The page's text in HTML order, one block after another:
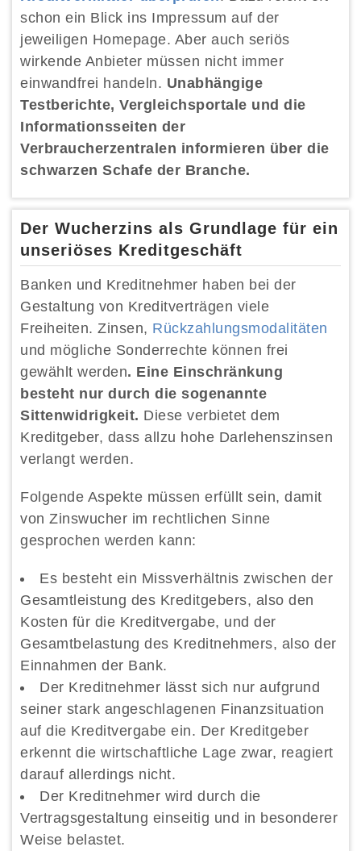
schon ein Blick ins Impressum auf der
jeweiligen Homepage. Aber auch seriös
wirkende Anbieter müssen nicht immer
einwandfrei handeln. Unabhängige
Testberichte, Vergleichsportale und die
Informationsseiten der
Verbraucherzentralen informieren über die
schwarzen Schafe der Branche.
Der Wucherzins als Grundlage für ein
unseriöses Kreditgeschäft
Banken und Kreditnehmer haben bei der
Gestaltung von Kreditverträgen viele
Freiheiten. Zinsen, Rückzahlungsmodalitäten
und mögliche Sonderrechte können frei
gewählt werden. Eine Einschränkung
besteht nur durch die sogenannte
Sittenwidrigkeit. Diese verbietet dem
Kreditgeber, dass allzu hohe Darlehenszinsen
verlangt werden.
Folgende Aspekte müssen erfüllt sein, damit
von Zinswucher im rechtlichen Sinne
gesprochen werden kann:
Es besteht ein Missverhältnis zwischen der
Gesamtleistung des Kreditgebers, also den
Kosten für die Kreditvergabe, und der
Gesamtbelastung des Kreditnehmers, also der
Einnahmen der Bank.
Der Kreditnehmer lässt sich nur aufgrund
seiner stark angeschlagenen Finanzsituation
auf die Kreditvergabe ein. Der Kreditgeber
erkennt die wirtschaftliche Lage zwar, reagiert
darauf allerdings nicht.
Der Kreditnehmer wird durch die
Vertragsgestaltung einseitig und in besonderer
Weise belastet.